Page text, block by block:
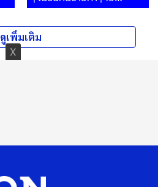
ก.ค.69 | PART
ดูเพิ่มเติม